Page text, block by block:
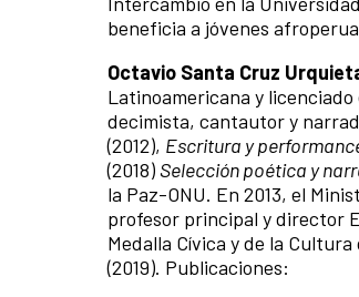
beneficia a jóvenes
Octavio Santa Cruz
Latinoamericana y
decimista, cantautor y
(2012), Escritura y
(2018) Selección poética y
la Paz-ONU. En 2013, el
profesor principal y director
Medalla Cívica y de la
(2019). Publicaciones: